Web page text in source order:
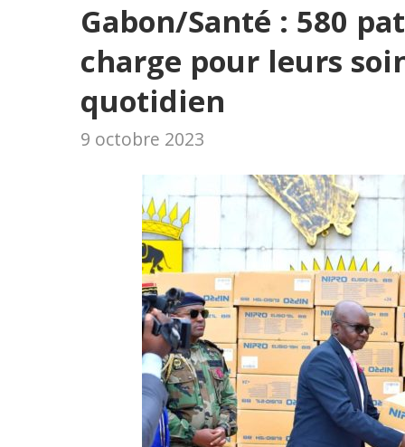
Gabon/Santé : 580
charge pour leurs
quotidien
9 octobre 2023